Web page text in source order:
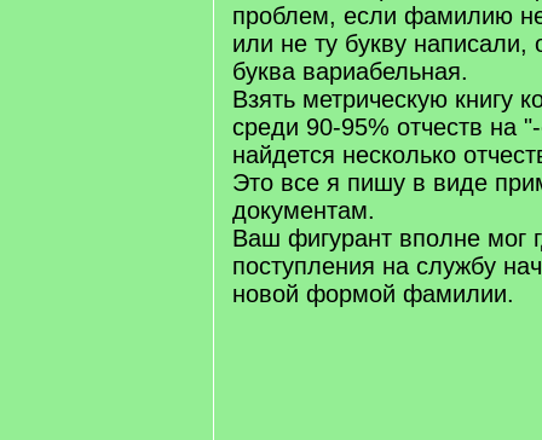
проблем, если фамилию
или не ту букву написали,
буква вариабельная.
Взять метрическую книгу
среди 90-95% отчеств на
найдется несколько
Это все я пишу в виде
документам.
Ваш фигурант вполне мог
поступления на службу
новой формой фамилии.